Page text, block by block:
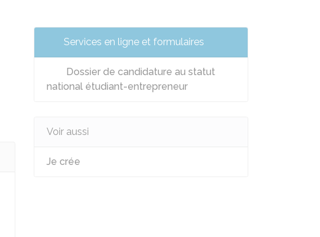
Services en ligne et formulaires
Dossier de candidature au statut
national étudiant-entrepreneur
Voir aussi
Je crée